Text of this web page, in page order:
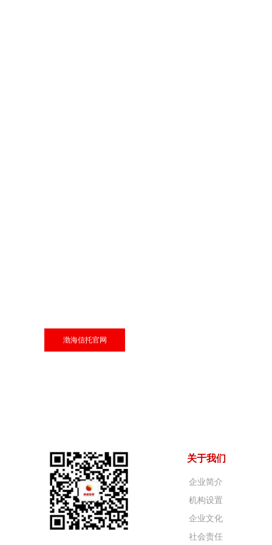
渤海信托官网
关于我们
企业简介
机构设置
企业文化
社会责任